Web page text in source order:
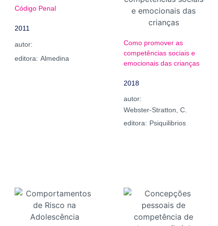
Código Penal
2011
autor:
editora: Almedina
Como promover as
competências sociais e
emocionais das crianças
2018
autor:
Webster-Stratton, C.
editora: Psiquilibrios